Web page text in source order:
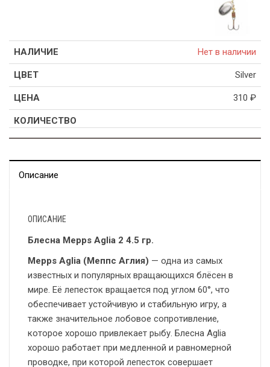
Нет в наличии
Silver
310 ₽
Описание
ОПИСАНИЕ
Блесна Mepps Aglia 2 4.5 гр.
Mepps Aglia (Меппс Аглия) — одна из самых
известных и популярных вращающихся блёсен в
мире. Её лепесток вращается под углом 60°, что
обеспечивает устойчивую и стабильную игру, а
также значительное лобовое сопротивление,
которое хорошо привлекает рыбу. Блесна Aglia
хорошо работает при медленной и равномерной
проводке, при которой лепесток совершает